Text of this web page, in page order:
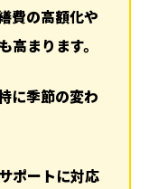
費の高額化や
まります。
に季節の変わ
ポートに対応